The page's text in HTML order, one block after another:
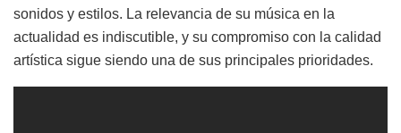
sonidos y estilos. La relevancia de su música en la
actualidad es indiscutible, y su compromiso con la calidad
artística sigue siendo una de sus principales prioridades.